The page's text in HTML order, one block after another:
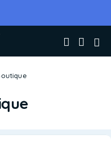
Boutique